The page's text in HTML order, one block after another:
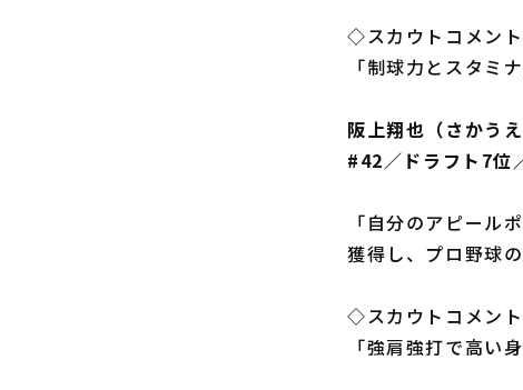
◇スカウトコメント
「制球力とスタミ
阪上翔也（さかう
#42／ドラフト7位
「自分のアピール
獲得し、プロ野球
◇スカウトコメント
「強肩強打で高い